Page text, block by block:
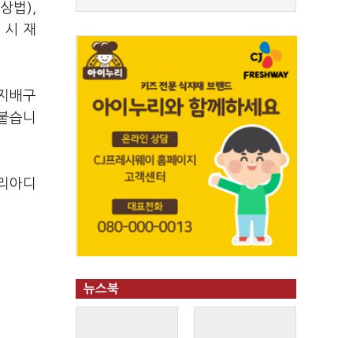
법),
시 재
배구
습니
아디
뉴스북